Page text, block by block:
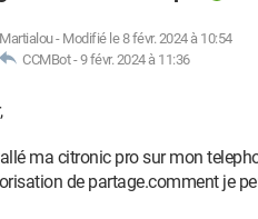
Martialou- Modifié le 8 févr. 2024 à 10:54
CCMBot -9 févr. 2024 à 11:36
ma citronic pro sur mon
de partage.comment je